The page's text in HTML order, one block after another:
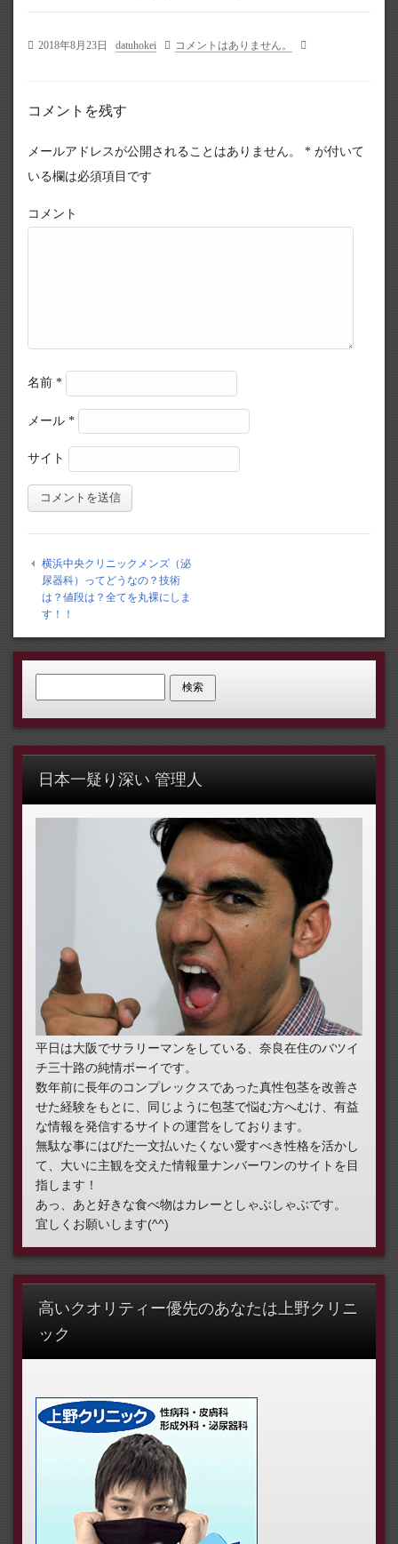
2018年8月23日 datuhokei コメントはありません。
コメントを残す
メールアドレスが公開されることはありません。 * が付いて
いる欄は必須項目です
コメント
名前 *
メール *
サイト
横浜中央クリニックメンズ（泌
尿器科）ってどうなの？技術
は？値段は？全てを丸裸にしま
す！！
日本一疑り深い 管理人
平日は大阪でサラリーマンをしている、奈良在住のバツイ
チ三十路の純情ボーイです。
数年前に長年のコンプレックスであった真性包茎を改善さ
せた経験をもとに、同じように包茎で悩む方へむけ、有益
な情報を発信するサイトの運営をしております。
無駄な事にはびた一文払いたくない愛すべき性格を活かし
て、大いに主観を交えた情報量ナンバーワンのサイトを目
指します！
あっ、あと好きな食べ物はカレーとしゃぶしゃぶです。
宜しくお願いします(^^)
高いクオリティー優先のあなたは上野クリニ
ック